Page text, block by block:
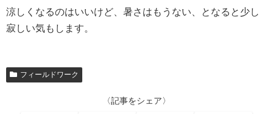
涼しくなるのはいいけど、暑さはもうない、となると少し
寂しい気もします。
フィールドワーク
〈記事をシェア〉